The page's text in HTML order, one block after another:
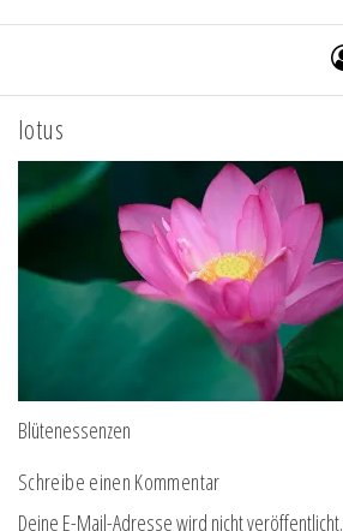
lotus
Blütenessenzen
Schreibe einen Kommentar
Deine E-Mail-Adresse wird nicht veröffentlicht.